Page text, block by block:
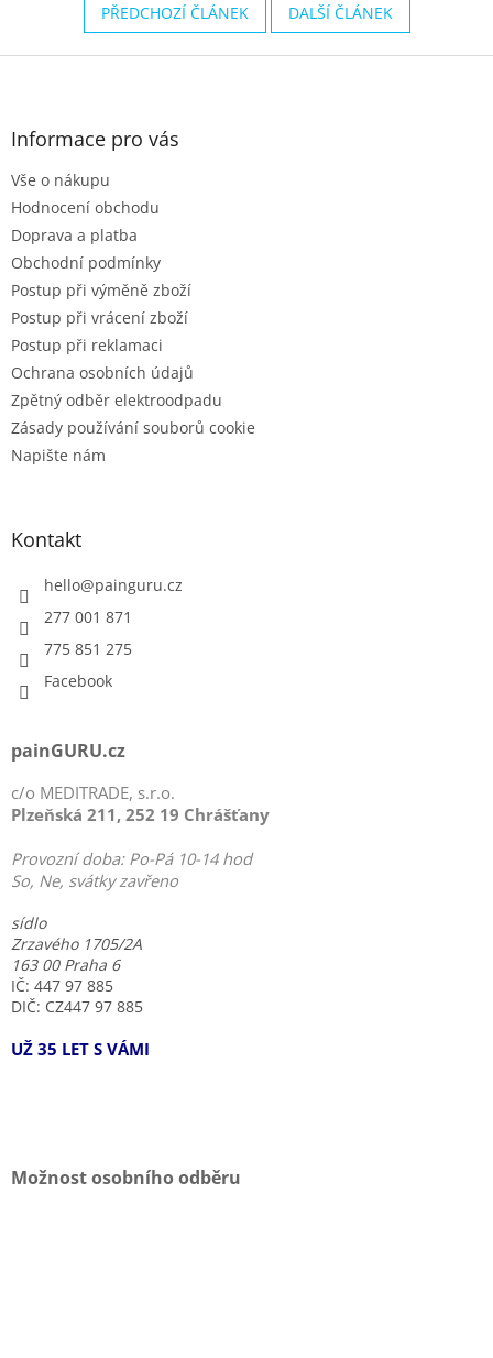
PŘEDCHOZÍ ČLÁNEK DALŠÍ ČLÁNEK
Z
Informace pro vás
Vše o nákupu
Hodnocení obchodu
Doprava a platba
Obchodní podmínky
Postup při výměně zboží
Postup při vrácení zboží
Postup při reklamaci
Ochrana osobních údajů
Zpětný odběr elektroodpadu
Zásady používání souborů cookie
Napište nám
Kontakt
hello@painguru.cz
277 001 871
775 851 275
Facebook
painGURU.cz
c/o MEDITRADE, s.r.o.
Plzeňská 211, 252 19 Chrášťany
Provozní doba: Po-Pá 10-14 hod
So, Ne, svátky zavřeno
sídlo
Zrzavého 1705/2A
163 00 Praha 6
IČ: 447 97 885
DIČ: CZ447 97 885
UŽ 35 LET S VÁMI
Možnost osobního odběru